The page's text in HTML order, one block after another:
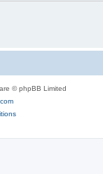
© phpBB Limited